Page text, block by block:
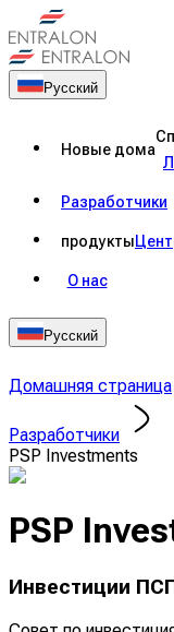
Русский
Новые дома
Разработчики
продукты
О нас
Русский
Домашняя страница
Разработчики
PSP Investments
PSP
Инвестиции